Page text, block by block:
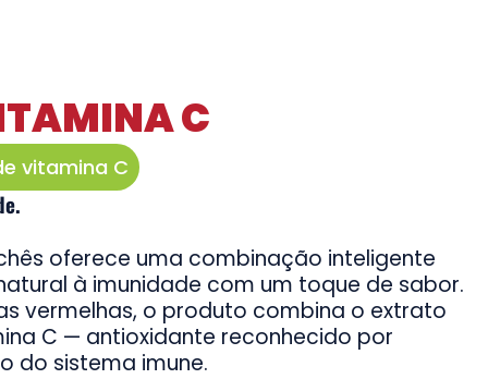
C
vitamina C
oferece uma combinação inteligente
à imunidade com um toque de sabor.
vermelhas, o produto combina o extrato
C — antioxidante reconhecido por
do sistema imune.